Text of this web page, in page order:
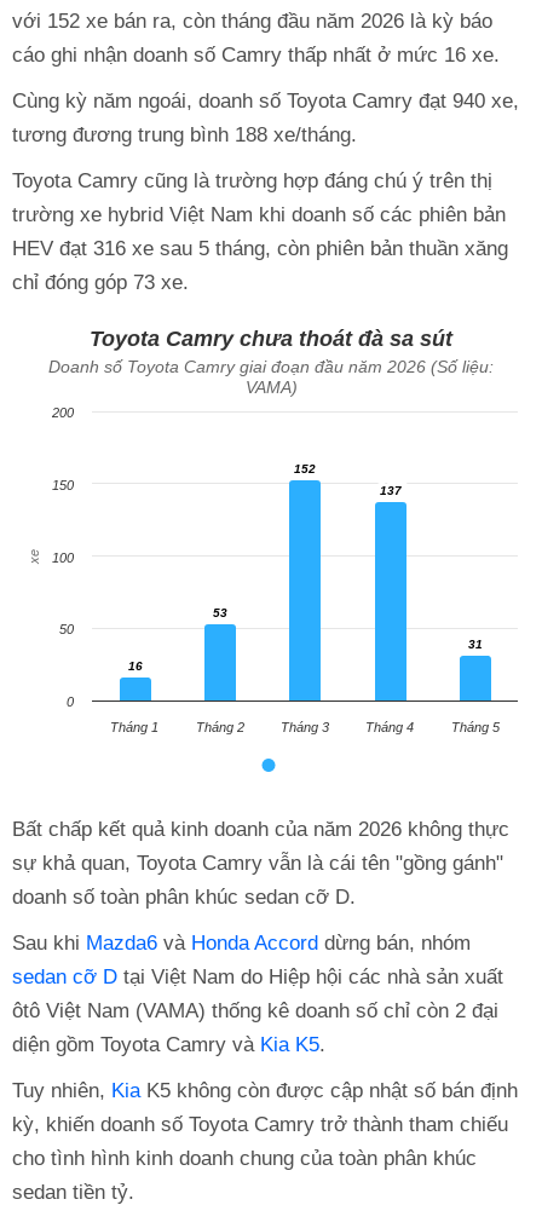
với 152 xe bán ra, còn tháng đầu năm 2026 là kỳ báo
cáo ghi nhận doanh số Camry thấp nhất ở mức 16 xe.
Cùng kỳ năm ngoái, doanh số Toyota Camry đạt 940 xe,
tương đương trung bình 188 xe/tháng.
Toyota Camry cũng là trường hợp đáng chú ý trên thị
trường xe hybrid Việt Nam khi doanh số các phiên bản
HEV đạt 316 xe sau 5 tháng, còn phiên bản thuần xăng
chỉ đóng góp 73 xe.
xe
Toyota Camry chưa thoát đà sa sút
Doanh số Toyota Camry giai đoạn đầu năm 2026 (Số liệu:
VAMA)
16
16
53
53
152
152
137
137
31
31
Tháng 1 Tháng 2 Tháng 3 Tháng 4 Tháng 5
0
50
100
150
200
Bất chấp kết quả kinh doanh của năm 2026 không thực
sự khả quan, Toyota Camry vẫn là cái tên "gồng gánh"
doanh số toàn phân khúc sedan cỡ D.
Sau khi Mazda6 và Honda Accord dừng bán, nhóm
sedan cỡ D tại Việt Nam do Hiệp hội các nhà sản xuất
ôtô Việt Nam (VAMA) thống kê doanh số chỉ còn 2 đại
diện gồm Toyota Camry và Kia K5.
Tuy nhiên, KiaK5 không còn được cập nhật số bán định
kỳ, khiến doanh số Toyota Camry trở thành tham chiếu
cho tình hình kinh doanh chung của toàn phân khúc
sedan tiền tỷ.